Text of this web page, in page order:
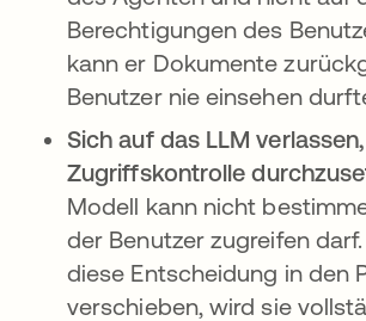
Berechtigungen des
kann er Dokumente
Benutzer nie einsehen
Sich auf das LLM
Zugriffskontrolle
Modell kann nicht
der Benutzer zugreifen
diese Entscheidung in den
verschieben, wird sie